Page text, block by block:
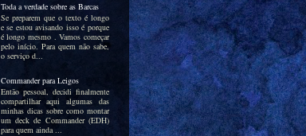
Toda a verdade sobre as Barcas
Se preparem que o texto é longo
e se estou avisando isso é porque
é longo mesmo . Vamos começar
pelo início. Para quem não sabe,
o serviço d...
Commander para Leigos
Então pessoal, decidi finalmente
compartilhar aqui algumas das
minhas dicas sobre como montar
um deck de Commander (EDH)
para quem ainda ...